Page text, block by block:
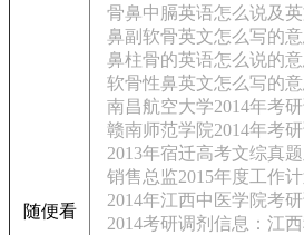
随便看
骨鼻中膈英语怎么说及
鼻副软骨英文怎么写的意
鼻柱骨的英语怎么说的意
软骨性鼻英文怎么写的意
南昌航空大学2014年考
赣南师范学院2014年考
2013年宿迁高考文综真
销售总监2015年度工作计
2014年江西中医学院考
2014考研调剂信息：江